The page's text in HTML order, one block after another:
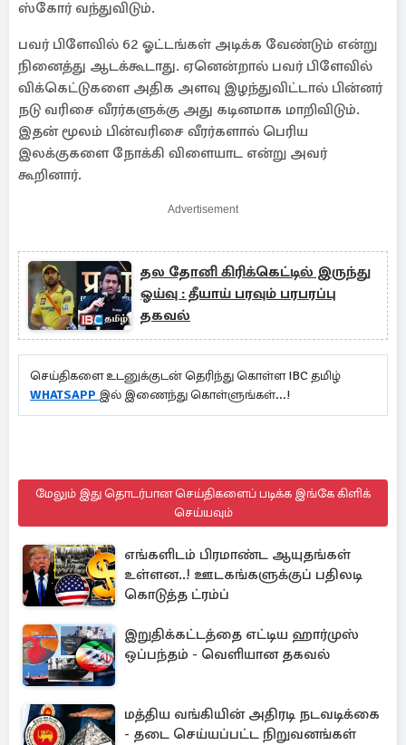
ஸ்கோர் வந்துவிடும்.
பவர் பிளேவில் 62 ஓட்டங்கள் அடிக்க வேண்டும் என்று
நினைத்து ஆடக்கூடாது. ஏனென்றால் பவர் பிளேவில்
விக்கெட்டுகளை அதிக அளவு இழந்துவிட்டால் பின்னர்
நடு வரிசை வீரர்களுக்கு அது கடினமாக மாறிவிடும்.
இதன் மூலம் பின்வரிசை வீரர்களால் பெரிய
இலக்குகளை நோக்கி விளையாட என்று அவர்
கூறினார்.
Advertisement
தல தோனி கிரிக்கெட்டில் இருந்து
ஓய்வு : தீயாய் பரவும் பரபரப்பு
தகவல்
செய்திகளை உடனுக்குடன் தெரிந்து கொள்ள IBC தமிழ்
WHATSAPP இல் இணைந்து கொள்ளுங்கள்...!
மேலும் இது தொடர்பான செய்திகளைப் படிக்க இங்கே கிளிக்
செய்யவும்
எங்களிடம் பிரமாண்ட ஆயுதங்கள்
உள்ளன..! ஊடகங்களுக்குப் பதிலடி
கொடுத்த ட்ரம்ப்
இறுதிக்கட்டத்தை எட்டிய ஹார்முஸ்
ஒப்பந்தம் - வெளியான தகவல்
மத்திய வங்கியின் அதிரடி நடவடிக்கை
- தடை செய்யப்பட்ட நிறுவனங்கள்